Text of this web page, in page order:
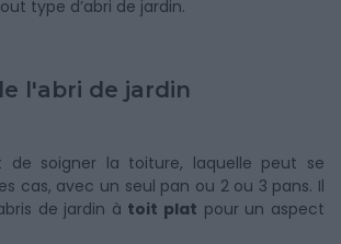
type d’abri de jardin.
l'abri de jardin
de soigner la toiture, laquelle peut se
cas, avec un seul pan ou 2 ou 3 pans. Il
de jardin à toit plat pour un aspect